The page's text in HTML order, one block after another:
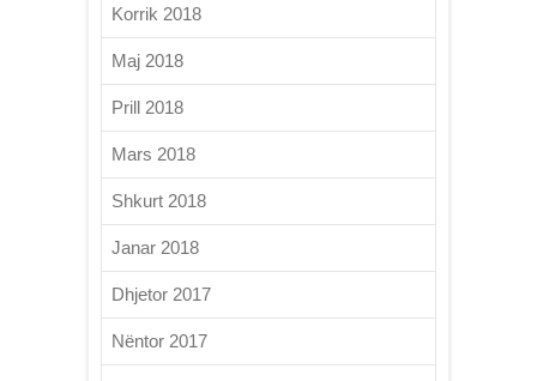
Korrik 2018
Maj 2018
Prill 2018
Mars 2018
Shkurt 2018
Janar 2018
Dhjetor 2017
Nëntor 2017